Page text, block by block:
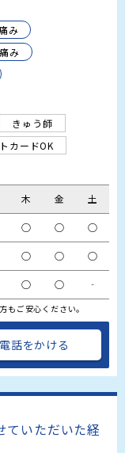
み
み
きゅう師
カードOK
木 金 土
○ ○ ○
○ ○ ○
○ ○ ‐
もご安心ください。
電話をかける
ていただいた経